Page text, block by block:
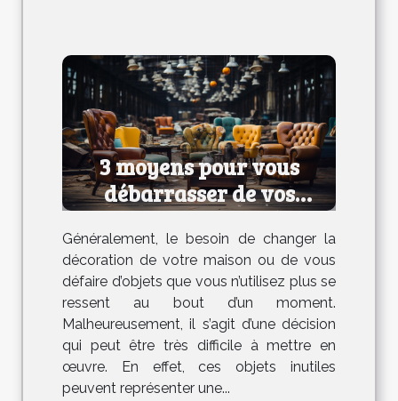
3 moyens pour vous
débarrasser de vos
anciens meubles
Généralement, le besoin de changer la
décoration de votre maison ou de vous
défaire d’objets que vous n’utilisez plus se
ressent au bout d’un moment.
Malheureusement, il s’agit d’une décision
qui peut être très difficile à mettre en
œuvre. En effet, ces objets inutiles
peuvent représenter une...